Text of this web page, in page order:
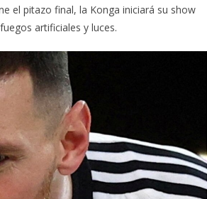
el pitazo final, la Konga iniciará su show
artificiales y luces.